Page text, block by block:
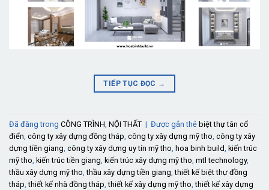
TIẾP TỤC ĐỌC →
Đã đăng trong CÔNG TRÌNH, NỘI THẤT | Được gắn thẻ biệt thự tân cổ
điển, công ty xây dựng đồng tháp, công ty xây dựng mỹ tho, công ty xây
dựng tiền giang, công ty xây dựng uy tín mỹ tho, hoa binh build, kiến trúc
mỹ tho, kiến trúc tiền giang, kiến trúc xây dựng mỹ tho, mtl technology,
thầu xây dựng mỹ tho,thầu xây dựng tiền giang,thiết kế biệt thự đồng
tháp,thiết kế nhà đồng tháp,thiết kế xây dựng mỹ tho,thiết kế xây dựng